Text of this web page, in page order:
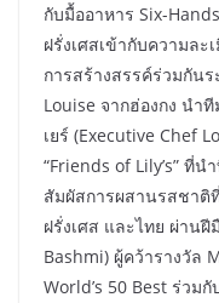
กับมื้ออาหาร Six-
ฝรั่งเศสเข้ากับความละ
การสร้างสรรค์ร่วมกัน
Louise จากฮ่องกง นำ
เยร์ (Executive Chef
“Friends of Lily’s” ที่
สัมผัสการผสานรสชาติ
ฝรั่งเศส และไทย ผ่าน
Bashmi) ผู้คว้ารางวัล
World’s 50 Best ร่วม